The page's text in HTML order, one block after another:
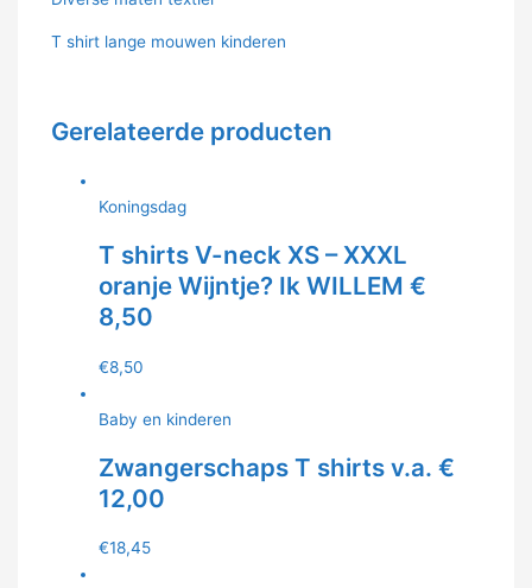
T shirt lange mouwen kinderen
Gerelateerde producten
Koningsdag
T shirts V-neck XS – XXXL
oranje Wijntje? Ik WILLEM €
8,50
€8,50
Baby en kinderen
Zwangerschaps T shirts v.a. €
12,00
€18,45